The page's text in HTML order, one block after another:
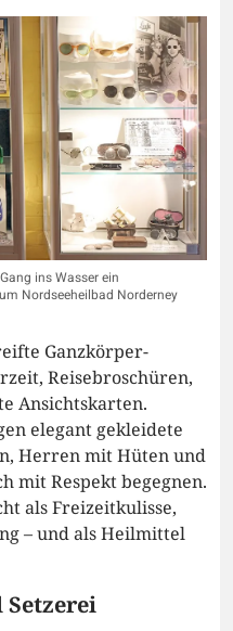
ins Wasser ein
Nordseeheilbad Norderney
Ganzkörper-
Reisebroschüren,
Ansichtskarten.
elegant gekleidete
Herren mit Hüten und
mit Respekt begegnen.
als Freizeitkulisse,
– und als Heilmittel
Setzerei